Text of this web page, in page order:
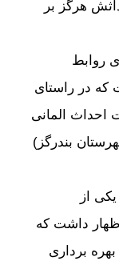
هرگز بر
روابط
که در راستای
احداث المانی
بندرگز)
از
داشت که
برداری